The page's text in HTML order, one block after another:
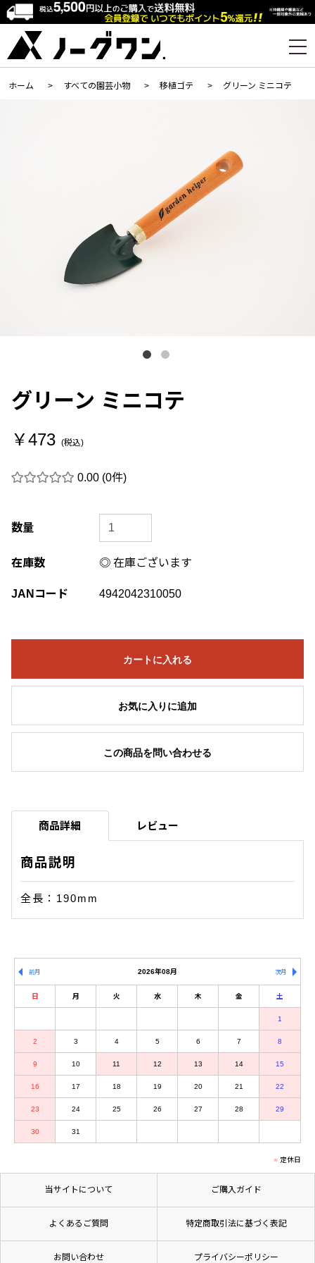
ホーム > すべての園芸小物 > 移植ゴテ > グリーン ミニコテ
グリーン ミニコテ
￥473 (税込)
0.00 (0件)
数量
在庫数 ◎ 在庫ございます
JANコード 4942042310050
カートに入れる
お気に入りに追加
この商品を問い合わせる
商品詳細 レビュー
商品説明
全長：190mm
2026年08月
前月 次月
日 月 火 水 木 金 土
1
2 3 4 5 6 7 8
9 10 11 12 13 14 15
16 17 18 19 20 21 22
23 24 25 26 27 28 29
30 31
定休日
当サイトについて ご購入ガイド
よくあるご質問 特定商取引法に基づく表記
お問い合わせ プライバシーポリシー